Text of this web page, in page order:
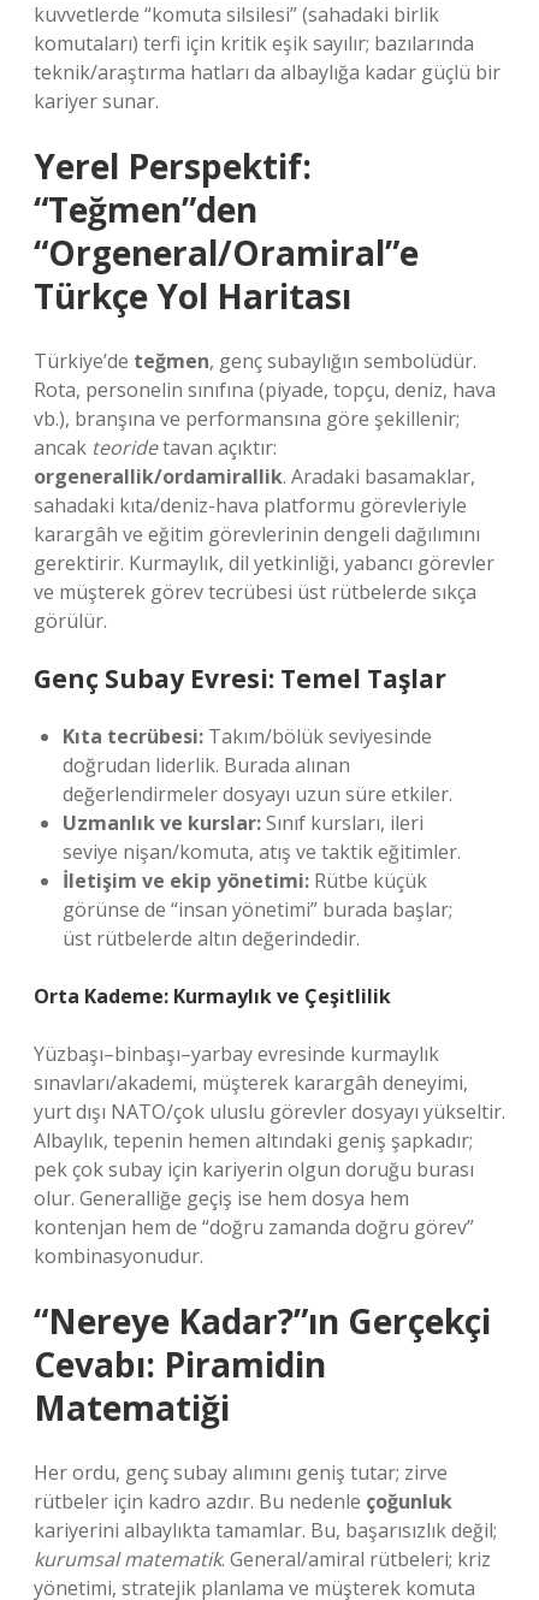
kuvvetlerde “komuta silsilesi” (sahadaki birlik
komutaları) terfi için kritik eşik sayılır; bazılarında
teknik/araştırma hatları da albaylığa kadar güçlü bir
kariyer sunar.
Yerel Perspektif:
“Teğmen”den
“Orgeneral/Oramiral”e
Türkçe Yol Haritası
Türkiye’de teğmen, genç subaylığın sembolüdür.
Rota, personelin sınıfına (piyade, topçu, deniz, hava
vb.), branşına ve performansına göre şekillenir;
ancak teoridetavan açıktır:
orgenerallik/ordamiral­lik. Aradaki basamaklar,
sahadaki kıta/deniz-hava platformu görevleriyle
karargâh ve eğitim görevlerinin dengeli dağılımını
gerektirir. Kurmaylık, dil yetkinliği, yabancı görevler
ve müşterek görev tecrübesi üst rütbelerde sıkça
görülür.
Genç Subay Evresi: Temel Taşlar
Kıta tecrübesi: Takım/bölük seviyesinde
doğrudan liderlik. Burada alınan
değerlendirmeler dosyayı uzun süre etkiler.
Uzmanlık ve kurslar:Sınıf kursları, ileri
seviye nişan/komuta, atış ve taktik eğitimler.
İletişim ve ekip yönetimi: Rütbe küçük
görünse de “insan yönetimi” burada başlar;
üst rütbelerde altın değerindedir.
Orta Kademe: Kurmaylık ve Çeşitlilik
Yüzbaşı–binbaşı–yarbay evresinde kurmaylık
sınavları/akademi, müşterek karargâh deneyimi,
yurt dışı NATO/çok uluslu görevler dosyayı yükseltir.
Albaylık, tepenin hemen altındaki geniş şapkadır;
pek çok subay için kariyerin olgun doruğu burası
olur. Generalliğe geçiş ise hem dosya hem
kontenjan hem de “doğru zamanda doğru görev”
kombinasyonudur.
“Nereye Kadar?”ın Gerçekçi
Cevabı: Piramidin
Matematiği
Her ordu, genç subay alımını geniş tutar; zirve
rütbeler için kadro azdır. Bu nedenle çoğunluk
kariyerini albaylıkta tamamlar. Bu, başarısızlık değil;
kurumsal matematik. General/amiral rütbeleri; kriz
yönetimi, stratejik planlama ve müşterek komuta